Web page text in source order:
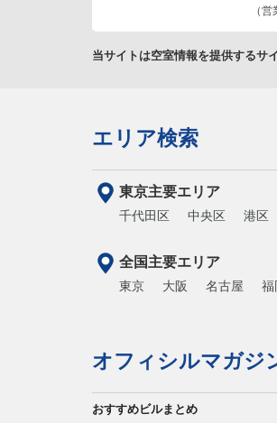
（
当サイトは空室情報を提供するサ
エリア検索
東京主要エリア
千代田区 中央区 港区
全国主要エリア
東京 大阪 名古屋 福
オフィシルマガジ
おすすめビルまとめ